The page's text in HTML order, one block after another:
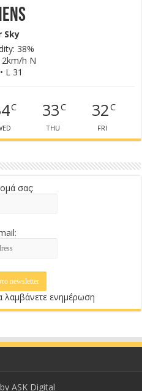
Sky
38%
2km/h N
L 31
C 33C
THU
32C
FRI
σας:
λαμβάνετε ενημέρωση
ASK Digital